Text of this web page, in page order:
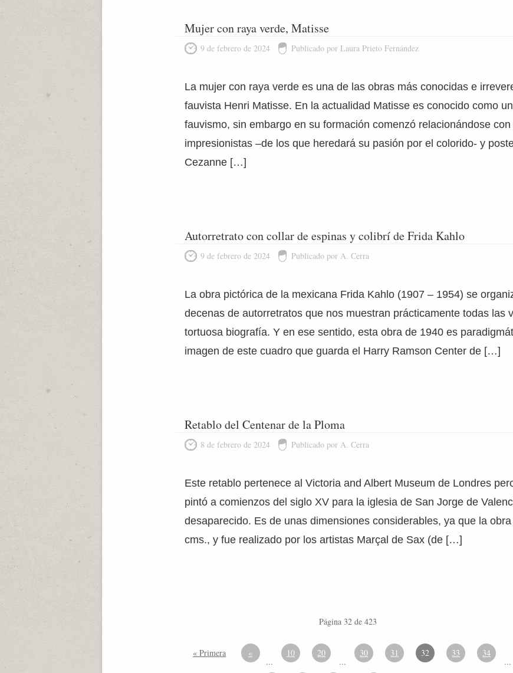
Mujer con raya verde, Matisse
9 de febrero de 2024 Publicado por Laura Prieto Fernández
La mujer con raya verde es una de las obras más conocidas e
fauvista Henri Matisse. En la actualidad Matisse es conocido como
fauvismo, sin embargo en su formación comenzó relacionándose
impresionistas –de los que heredará su pasión por el colorido- y
Cezanne […]
Autorretrato con collar de espinas y colibrí de Frida Kahlo
9 de febrero de 2024 Publicado por A. Cerra
La obra pictórica de la mexicana Frida Kahlo (1907 – 1954) se
decenas de autorretratos que nos muestran prácticamente todas las
tortuosa biografía. Y en ese sentido, esta obra de 1940 es
imagen de este cuadro que guarda el Harry Ramson Center de […]
Retablo del Centenar de la Ploma
8 de febrero de 2024 Publicado por A. Cerra
Este retablo pertenece al Victoria and Albert Museum de Londres
pintó a comienzos del siglo XV para la iglesia de San Jorge de
desaparecido. Es de unas dimensiones considerables, ya que la
cms., y fue realizado por los artistas Marçal de Sax (de […]
Página 32 de 423
« Primera «
...
10 20
...
30 31 32 33 34
...